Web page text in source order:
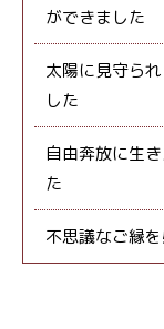
ができました
太陽に見守ら
した
自由奔放に生
た
不思議なご縁